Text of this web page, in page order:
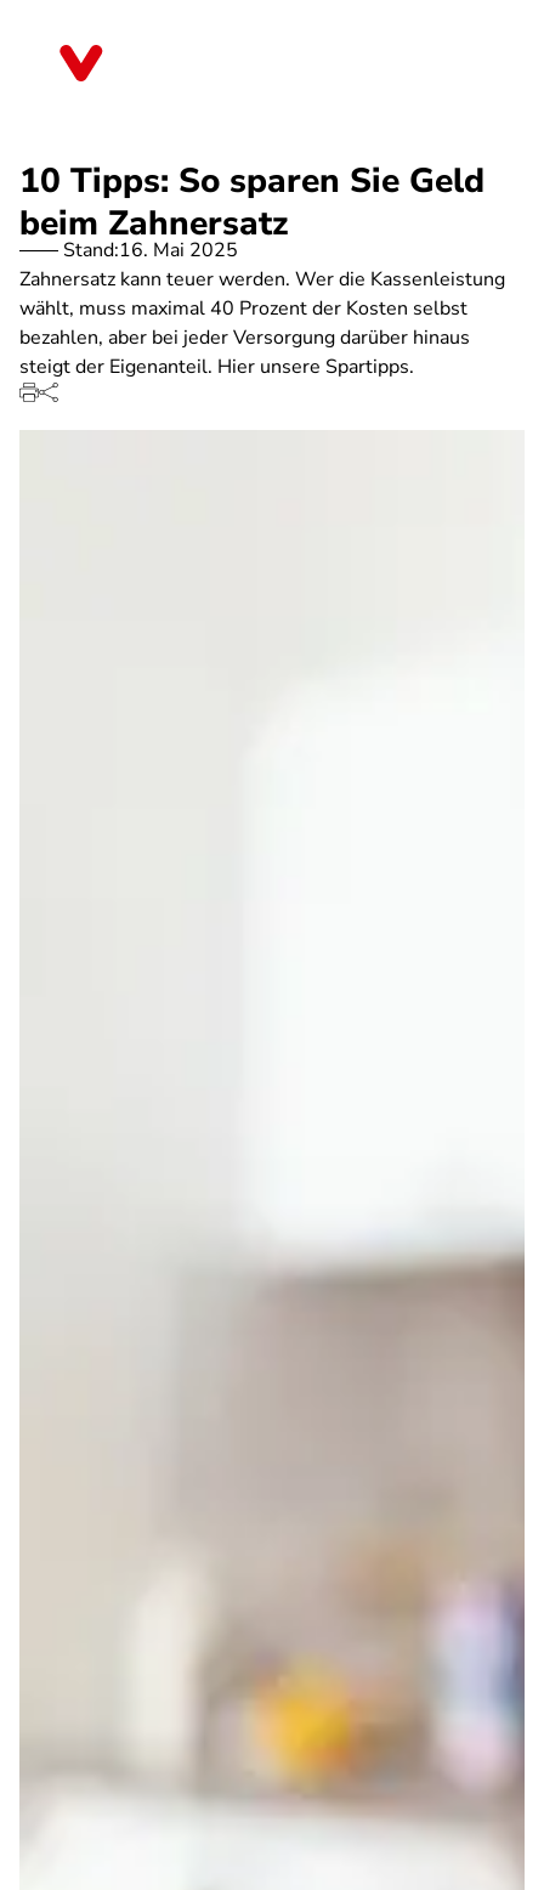
10 Tipps: So sparen Sie Geld
beim Zahnersatz
Stand:16. Mai 2025
Zahnersatz kann teuer werden. Wer die Kassenleistung
wählt, muss maximal 40 Prozent der Kosten selbst
bezahlen, aber bei jeder Versorgung darüber hinaus
steigt der Eigenanteil. Hier unsere Spartipps.